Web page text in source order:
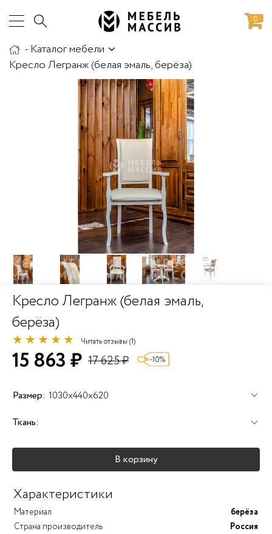
Доставка и сборка
0
- Каталог мебели
Кресло Легранж (белая эмаль, берёза)
Кресло Легранж (белая эмаль,
берёза)
Читать отзывы (1)
15 863 ₽ 17 625 ₽ -10%
Размер: 1030x440x620
Ткань:
В корзину
Характеристики
Материал
берёза
Страна производитель
Россия